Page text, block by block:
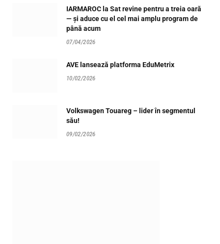
IARMAROC la Sat revine pentru a treia oară
— și aduce cu el cel mai amplu program de
până acum
07/04/2026
AVE lansează platforma EduMetrix
10/02/2026
Volkswagen Touareg – lider în segmentul
său!
09/02/2026